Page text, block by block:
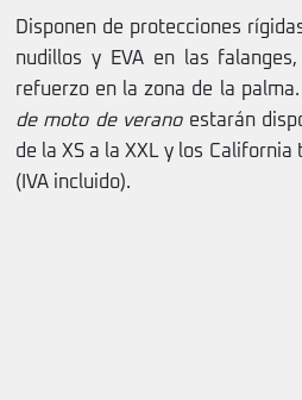
Disponen de protecciones
nudillos y EVA en las
refuerzo en la zona de la
de moto de veranoestarán
de la XS a la XXL y los
(IVA incluido).